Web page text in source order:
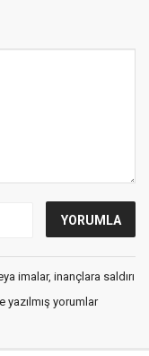
imalar, inançlara saldırı
yazılmış yorumlar